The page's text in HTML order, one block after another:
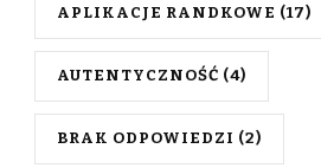
APLIKACJE RANDKOWE (17)
AUTENTYCZNOŚĆ (4)
BRAK ODPOWIEDZI (2)